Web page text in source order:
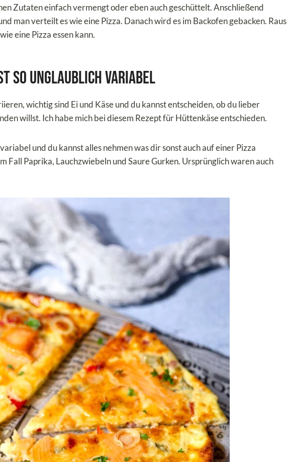
Zutaten einfach vermengt oder eben auch geschüttelt. Anschließend
man verteilt es wie eine Pizza. Danach wird es im Backofen gebacken. Raus
eine Pizza essen kann.
so unglaublich variabel
wichtig sind Ei und Käse und du kannst entscheiden, ob du lieber
willst. Ich habe mich bei diesem Rezept für Hüttenkäse entschieden.
und du kannst alles nehmen was dir sonst auch auf einer Pizza
Fall Paprika, Lauchzwiebeln und Saure Gurken. Ursprünglich waren auch